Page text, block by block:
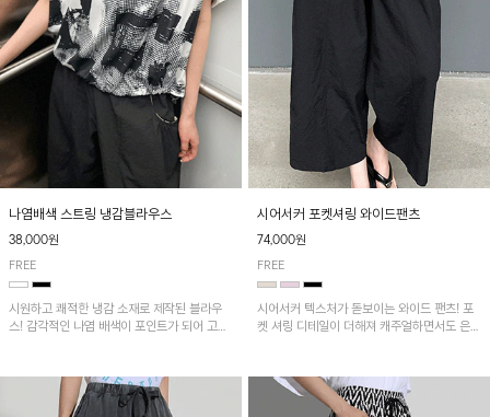
나염배색 스트링 냉감블라우스
38,000원
FREE
시원하고 쾌적한 냉감 소재로 제작된 블라우
스! 감각적인 나염 배색이 포인트가 되어 고급
착용 가능합니다~
시어서커 포켓셔링 와이드팬츠
74,000원
FREE
시어서커 텍스처가 돋보이는 와이드 팬츠! 포
켓 셔링 디테일이 더해져 캐주얼하면서도 은은
다. 가볍고 쾌적한 착용감으로 여름철 데일리
아이템으로 활용하기 좋아요~